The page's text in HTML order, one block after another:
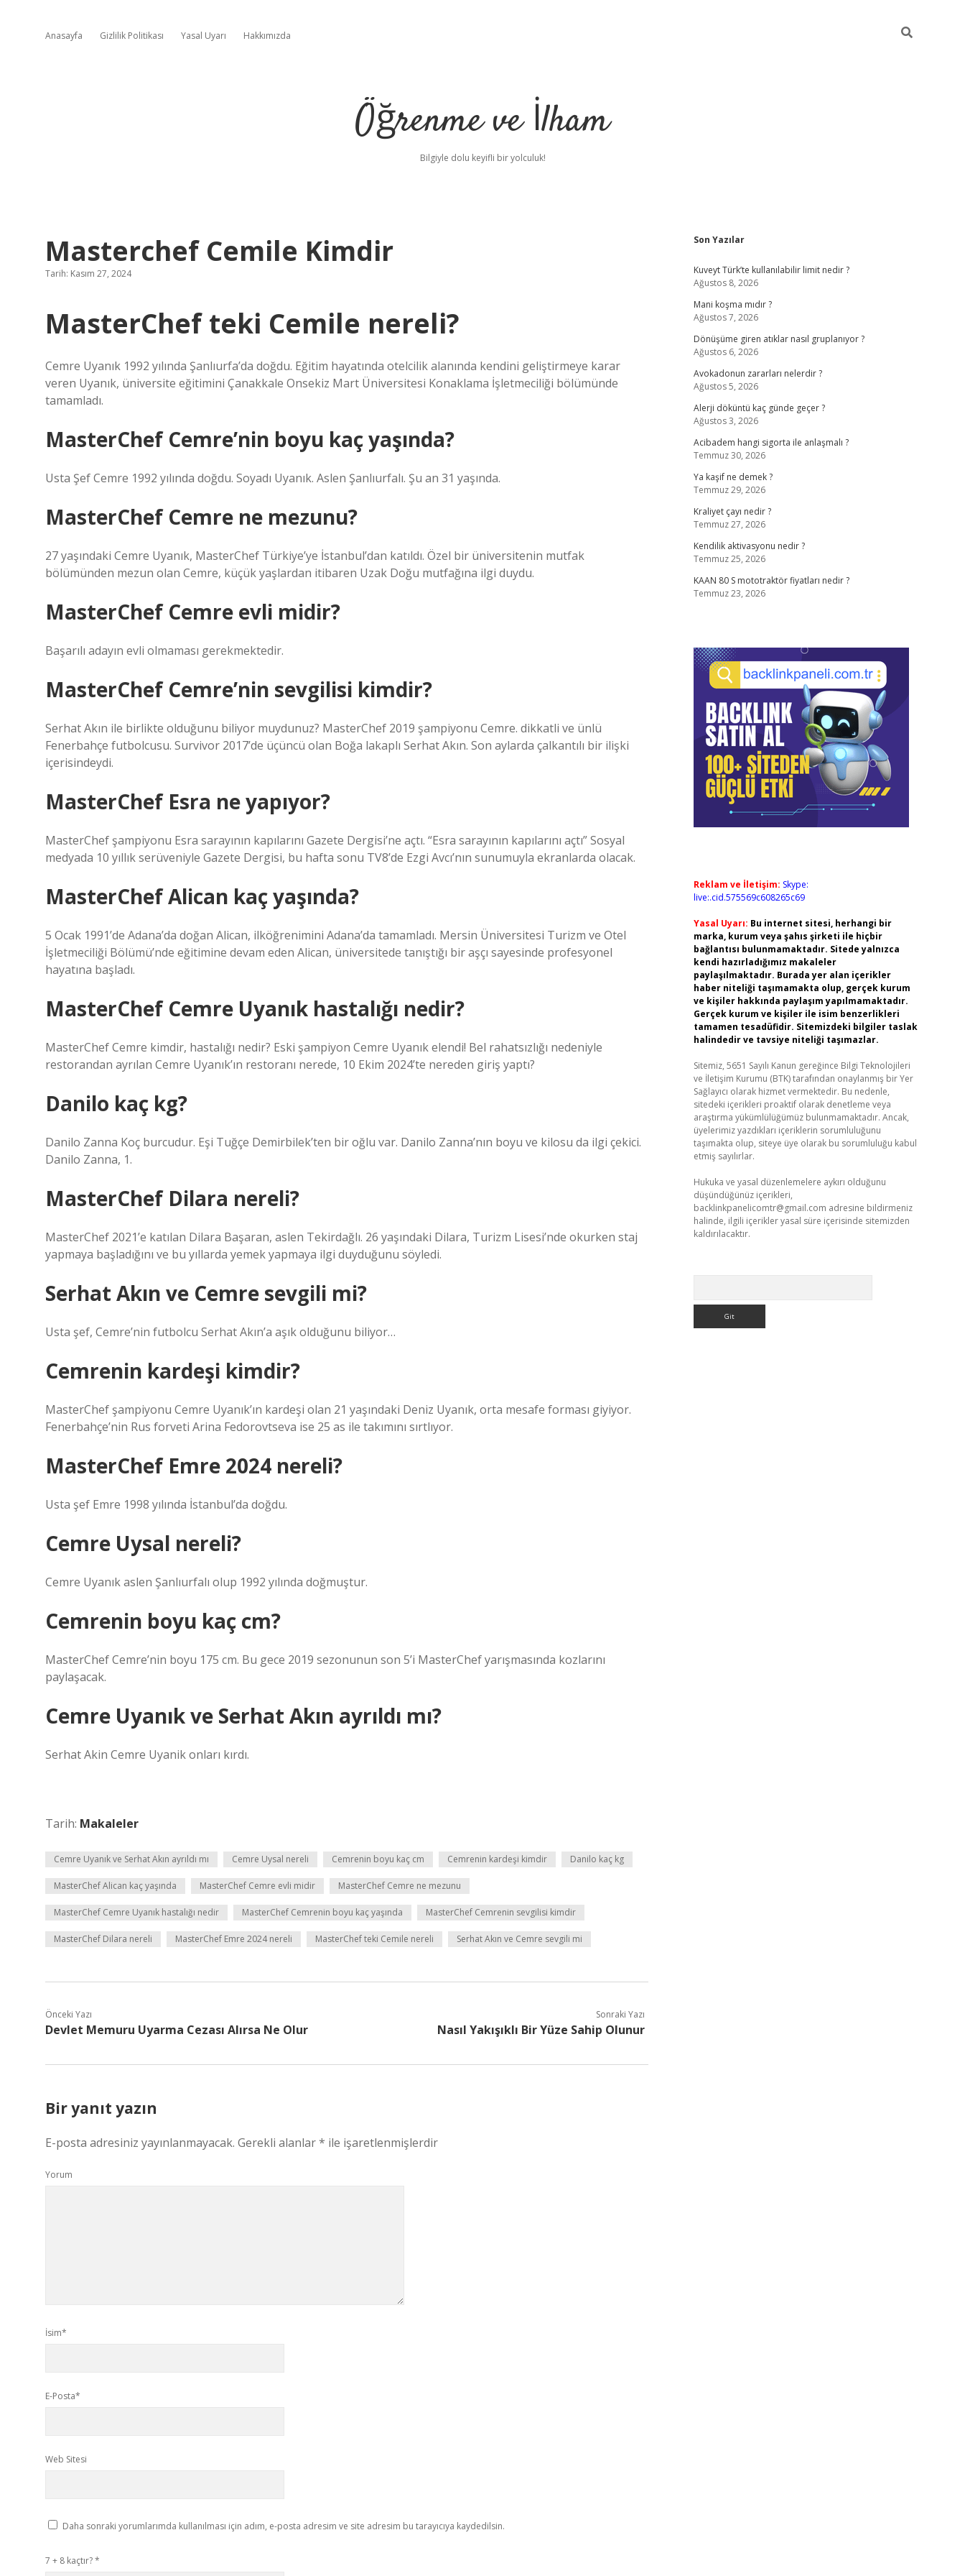
Anasayfa Gizlilik Politikası Yasal Uyarı Hakkımızda
Öğrenme ve İlham
Bilgiyle dolu keyifli bir yolculuk!
Masterchef Cemile Kimdir
Tarih: Kasım 27, 2024
MasterChef teki Cemile nereli?
Cemre Uyanık 1992 yılında Şanlıurfa’da doğdu. Eğitim hayatında otelcilik alanında kendini geliştirmeye karar
veren Uyanık, üniversite eğitimini Çanakkale Onsekiz Mart Üniversitesi Konaklama İşletmeciliği bölümünde
tamamladı.
MasterChef Cemre’nin boyu kaç yaşında?
Usta Şef Cemre 1992 yılında doğdu. Soyadı Uyanık. Aslen Şanlıurfalı. Şu an 31 yaşında.
MasterChef Cemre ne mezunu?
27 yaşındaki Cemre Uyanık, MasterChef Türkiye’ye İstanbul’dan katıldı. Özel bir üniversitenin mutfak
bölümünden mezun olan Cemre, küçük yaşlardan itibaren Uzak Doğu mutfağına ilgi duydu.
MasterChef Cemre evli midir?
Başarılı adayın evli olmaması gerekmektedir.
MasterChef Cemre’nin sevgilisi kimdir?
Serhat Akın ile birlikte olduğunu biliyor muydunuz? MasterChef 2019 şampiyonu Cemre. dikkatli ve ünlü
Fenerbahçe futbolcusu. Survivor 2017’de üçüncü olan Boğa lakaplı Serhat Akın. Son aylarda çalkantılı bir ilişki
içerisindeydi.
MasterChef Esra ne yapıyor?
MasterChef şampiyonu Esra sarayının kapılarını Gazete Dergisi’ne açtı. “Esra sarayının kapılarını açtı” Sosyal
medyada 10 yıllık serüveniyle Gazete Dergisi, bu hafta sonu TV8’de Ezgi Avcı’nın sunumuyla ekranlarda olacak.
MasterChef Alican kaç yaşında?
5 Ocak 1991’de Adana’da doğan Alican, ilköğrenimini Adana’da tamamladı. Mersin Üniversitesi Turizm ve Otel
İşletmeciliği Bölümü’nde eğitimine devam eden Alican, üniversitede tanıştığı bir aşçı sayesinde profesyonel
hayatına başladı.
MasterChef Cemre Uyanık hastalığı nedir?
MasterChef Cemre kimdir, hastalığı nedir? Eski şampiyon Cemre Uyanık elendi! Bel rahatsızlığı nedeniyle
restorandan ayrılan Cemre Uyanık’ın restoranı nerede, 10 Ekim 2024’te nereden giriş yaptı?
Danilo kaç kg?
Danilo Zanna Koç burcudur. Eşi Tuğçe Demirbilek’ten bir oğlu var. Danilo Zanna’nın boyu ve kilosu da ilgi çekici.
Danilo Zanna, 1.
MasterChef Dilara nereli?
MasterChef 2021’e katılan Dilara Başaran, aslen Tekirdağlı. 26 yaşındaki Dilara, Turizm Lisesi’nde okurken staj
yapmaya başladığını ve bu yıllarda yemek yapmaya ilgi duyduğunu söyledi.
Serhat Akın ve Cemre sevgili mi?
Usta şef, Cemre’nin futbolcu Serhat Akın’a aşık olduğunu biliyor…
Cemrenin kardeşi kimdir?
MasterChef şampiyonu Cemre Uyanık’ın kardeşi olan 21 yaşındaki Deniz Uyanık, orta mesafe forması giyiyor.
Fenerbahçe’nin Rus forveti Arina Fedorovtseva ise 25 as ile takımını sırtlıyor.
MasterChef Emre 2024 nereli?
Usta şef Emre 1998 yılında İstanbul’da doğdu.
Cemre Uysal nereli?
Cemre Uyanık aslen Şanlıurfalı olup 1992 yılında doğmuştur.
Cemrenin boyu kaç cm?
MasterChef Cemre’nin boyu 175 cm. Bu gece 2019 sezonunun son 5’i MasterChef yarışmasında kozlarını
paylaşacak.
Cemre Uyanık ve Serhat Akın ayrıldı mı?
Serhat Akin Cemre Uyanik onları kırdı.
Tarih: Makaleler
Cemre Uyanık ve Serhat Akın ayrıldı mı Cemre Uysal nereli Cemrenin boyu kaç cm Cemrenin kardeşi kimdir Danilo kaç kg
MasterChef Alican kaç yaşında MasterChef Cemre evli midir MasterChef Cemre ne mezunu
MasterChef Cemre Uyanık hastalığı nedir MasterChef Cemrenin boyu kaç yaşında MasterChef Cemrenin sevgilisi kimdir
MasterChef Dilara nereli MasterChef Emre 2024 nereli MasterChef teki Cemile nereli Serhat Akın ve Cemre sevgili mi
Önceki Yazı
Devlet Memuru Uyarma Cezası Alırsa Ne Olur
Sonraki Yazı
Nasıl Yakışıklı Bir Yüze Sahip Olunur
Bir yanıt yazın
E-posta adresiniz yayınlanmayacak. Gerekli alanlar* ile işaretlenmişlerdir
Yorum
İsim*
E-Posta*
Web Sitesi
Daha sonraki yorumlarımda kullanılması için adım, e-posta adresim ve site adresim bu tarayıcıya kaydedilsin.
7 + 8 kaçtır?*
Sidebar
Son Yazılar
Kuveyt Türk’te kullanılabilir limit nedir ?
Ağustos 8, 2026
Mani koşma mıdır ?
Ağustos 7, 2026
Dönüşüme giren atıklar nasıl gruplanıyor ?
Ağustos 6, 2026
Avokadonun zararları nelerdir ?
Ağustos 5, 2026
Alerji döküntü kaç günde geçer ?
Ağustos 3, 2026
Acibadem hangi sigorta ile anlaşmalı ?
Temmuz 30, 2026
Ya kaşif ne demek ?
Temmuz 29, 2026
Kraliyet çayı nedir ?
Temmuz 27, 2026
Kendilik aktivasyonu nedir ?
Temmuz 25, 2026
KAAN 80 S mototraktör fiyatları nedir ?
Temmuz 23, 2026
Reklam ve İletişim: Skype:
live:.cid.575569c608265c69
Yasal Uyarı: Bu internet sitesi, herhangi bir
marka, kurum veya şahıs şirketi ile hiçbir
bağlantısı bulunmamaktadır. Sitede yalnızca
kendi hazırladığımız makaleler
paylaşılmaktadır. Burada yer alan içerikler
haber niteliği taşımamakta olup, gerçek kurum
ve kişiler hakkında paylaşım yapılmamaktadır.
Gerçek kurum ve kişiler ile isim benzerlikleri
tamamen tesadüfidir. Sitemizdeki bilgiler taslak
halindedir ve tavsiye niteliği taşımazlar.
Sitemiz, 5651 Sayılı Kanun gereğince Bilgi Teknolojileri
ve İletişim Kurumu (BTK) tarafından onaylanmış bir Yer
Sağlayıcı olarak hizmet vermektedir. Bu nedenle,
sitedeki içerikleri proaktif olarak denetleme veya
araştırma yükümlülüğümüz bulunmamaktadır. Ancak,
üyelerimiz yazdıkları içeriklerin sorumluluğunu
taşımakta olup, siteye üye olarak bu sorumluluğu kabul
etmiş sayılırlar.
Hukuka ve yasal düzenlemelere aykırı olduğunu
düşündüğünüz içerikleri,
backlinkpanelicomtr@gmail.com adresine bildirmeniz
halinde, ilgili içerikler yasal süre içerisinde sitemizden
kaldırılacaktır.